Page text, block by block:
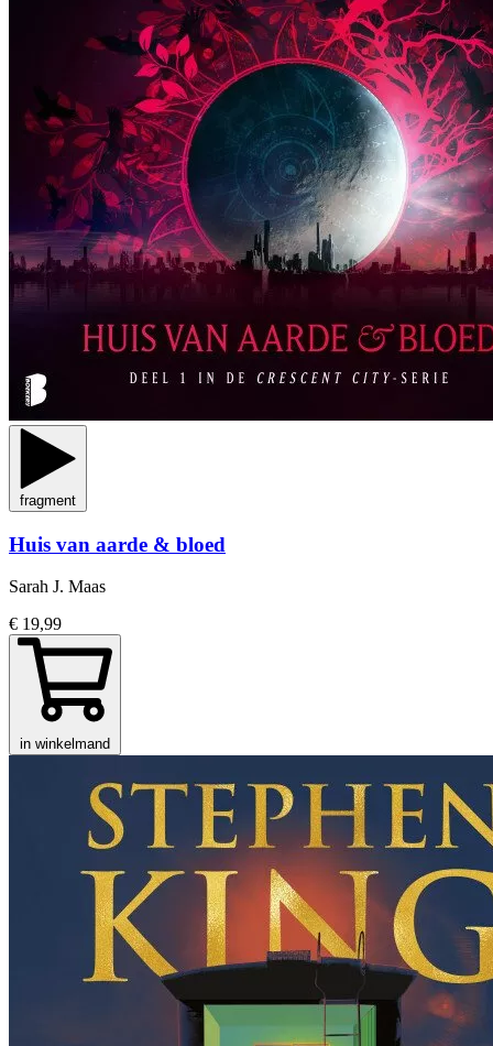
fragment
Huis van aarde & bloed
Sarah J. Maas
€ 19,99
in winkelmand